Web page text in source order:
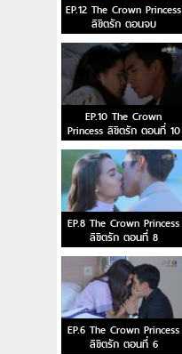
EP.12 The Crown Princess
ลิขิตรัก ตอนจบ
EP.10 The Crown
Princess ลิขิตรัก ตอนที่ 10
EP.8 The Crown Princess
ลิขิตรัก ตอนที่ 8
EP.6 The Crown Princess
ลิขิตรัก ตอนที่ 6